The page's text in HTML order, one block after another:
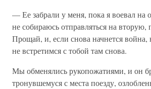
— Ее забрали у меня, пока я воевал на
не собираюсь отправляться на вторую,
Прощай, и, если снова начнется
не встретимся с тобой там снова.
Мы обменялись рукопожатиями, и он
тронувшемуся с места поезду,